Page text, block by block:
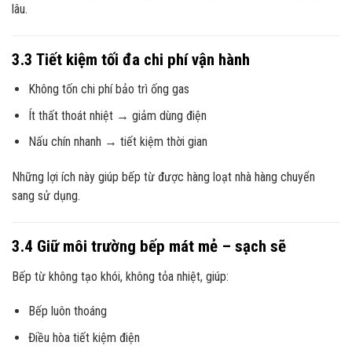
lâu.
3.3 Tiết kiệm tối đa chi phí vận hành
Không tốn chi phí bảo trì ống gas
Ít thất thoát nhiệt → giảm dùng điện
Nấu chín nhanh → tiết kiệm thời gian
Những lợi ích này giúp bếp từ được hàng loạt nhà hàng chuyển
sang sử dụng.
3.4 Giữ môi trường bếp mát mẻ – sạch sẽ
Bếp từ không tạo khói, không tỏa nhiệt, giúp:
Bếp luôn thoáng
Điều hòa tiết kiệm điện